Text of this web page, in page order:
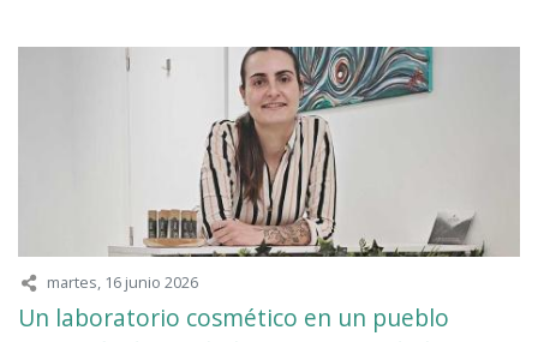
martes, 16 junio 2026
Un laboratorio cosmético en un pueblo